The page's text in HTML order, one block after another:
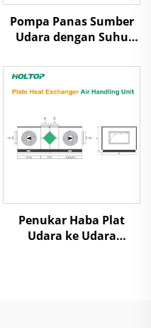
Pompa Panas Sumber
Udara dengan Suhu
Dilepas Uap Scroll
Penukar Haba Plat
Udara ke Udara